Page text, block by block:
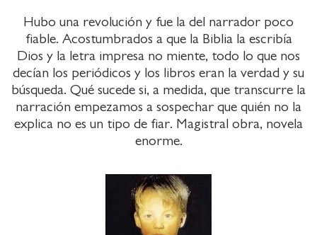
Hubo una revolución y fue la del narrador poco
fiable. Acostumbrados a que la Biblia la escribía
Dios y la letra impresa no miente, todo lo que nos
decían los periódicos y los libros eran la verdad y su
búsqueda. Qué sucede si, a medida, que transcurre la
narración empezamos a sospechar que quién no la
explica no es un tipo de fiar. Magistral obra, novela
enorme.